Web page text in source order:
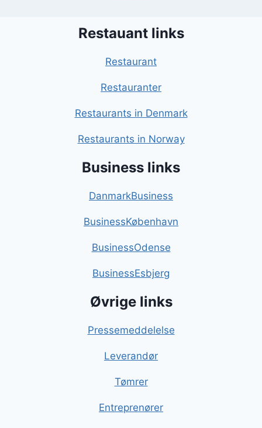
Restauant links
Restaurant
Restauranter
Restaurants in Denmark
Restaurants in Norway
Business links
DanmarkBusiness
BusinessKøbenhavn
BusinessOdense
BusinessEsbjerg
Øvrige links
Pressemeddelelse
Leverandør
Tømrer
Entreprenører